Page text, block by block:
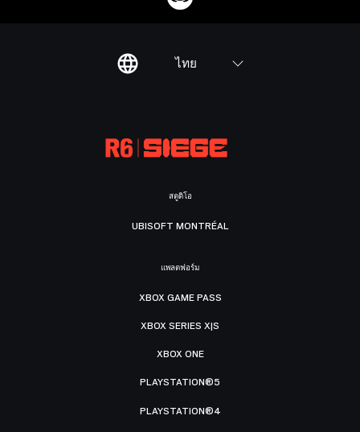
ไทย
สตูดิโอ
UBISOFT MONTRÉAL
แพลตฟอร์ม
XBOX GAME PASS
XBOX SERIES X|S
XBOX ONE
PLAYSTATION®5
PLAYSTATION®4